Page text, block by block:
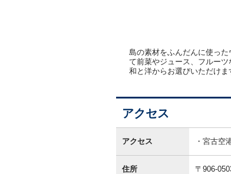
島の素材をふんだんに使っ
て前菜やジュース、フルー
和と洋からお選びいただけま
アクセス
クアクセス 宮古空
住所 〒906-